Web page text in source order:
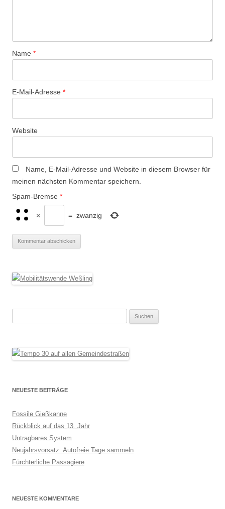
Name *
E-Mail-Adresse *
Website
Name, E-Mail-Adresse und Website in diesem Browser für
meinen nächsten Kommentar speichern.
Spam-Bremse *
× = zwanzig
NEUESTE BEITRÄGE
Fossile Gießkanne
Rückblick auf das 13. Jahr
Untragbares System
Neujahrsvorsatz: Autofreie Tage sammeln
Fürchterliche Passagiere
NEUESTE KOMMENTARE